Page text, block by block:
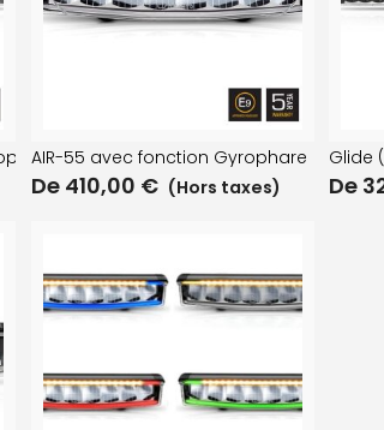
AIR-55 avec fonction Gyrophare
De 410,00 € (Hors taxes)
Glide
De